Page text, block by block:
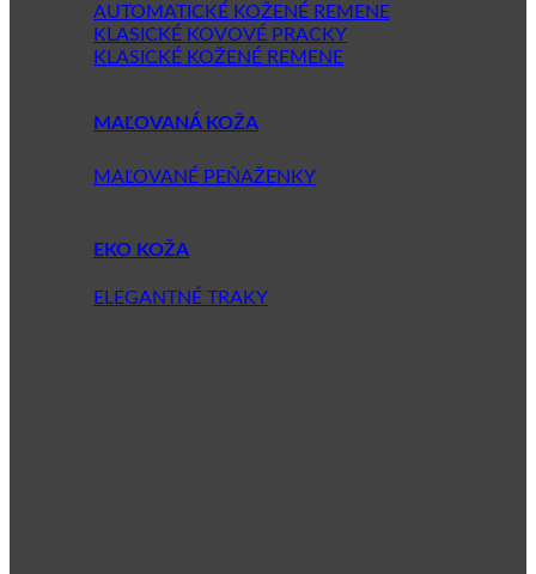
AUTOMATICKÉ KOŽENÉ REMENE
KLASICKÉ KOVOVÉ PRACKY
KLASICKÉ KOŽENÉ REMENE
MAĽOVANÁ KOŽA
MAĽOVANÉ PEŇAŽENKY
EKO KOŽA
ELEGANTNÉ TRAKY